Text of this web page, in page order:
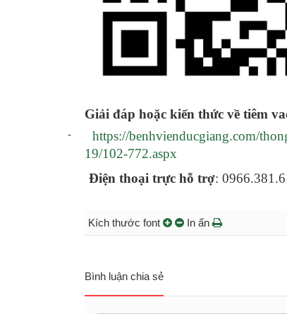
Giải đáp hoặc kiến thức về tiêm
-
https://benhvienducgiang.com/
19/102-772.aspx
Điện thoại trực hỗ trợ:
Kích thước font
In ấn
Bình luận chia sẻ